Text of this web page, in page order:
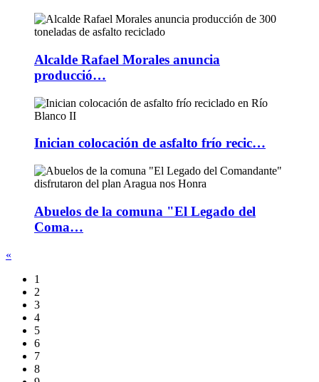
Alcalde Rafael Morales anuncia
producció…
Inician colocación de asfalto frío recic…
Abuelos de la comuna "El Legado del
Coma…
«
1
2
3
4
5
6
7
8